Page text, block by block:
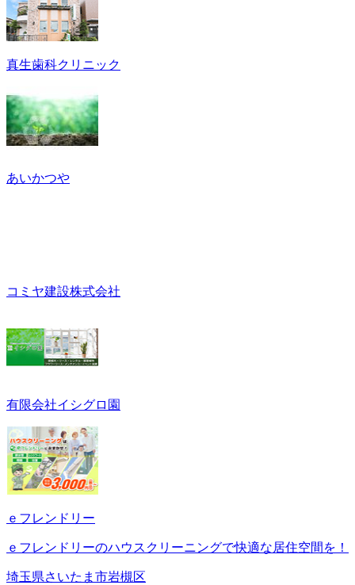
真生歯科クリニック
あいかつや
コミヤ建設株式会社
有限会社イシグロ園
ｅフレンドリー
ｅフレンドリーのハウスクリーニングで快適な居住空間を！
埼玉県さいたま市岩槻区